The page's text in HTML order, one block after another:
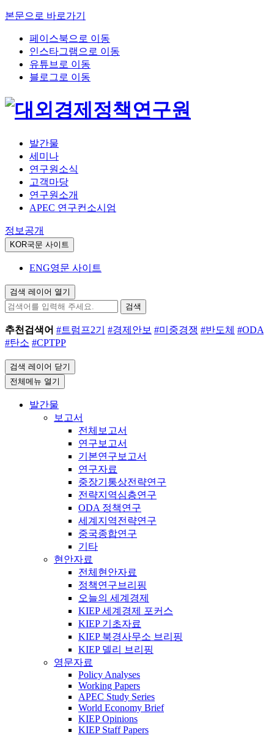
본문으로 바로가기
페이스북으로 이동
인스타그램으로 이동
유튜브로 이동
블로그로 이동
발간물
세미나
연구원소식
고객마당
연구원소개
APEC 연구컨소시엄
정보공개
KOR국문 사이트
ENG영문 사이트
검색 레이어 열기
검색
추천검색어 #트럼프2기 #경제안보 #미중경쟁 #반도체 #ODA
#탄소 #CPTPP
검색 레이어 닫기
전체메뉴 열기
발간물
보고서
전체보고서
연구보고서
기본연구보고서
연구자료
중장기통상전략연구
전략지역심층연구
ODA 정책연구
세계지역전략연구
중국종합연구
기타
현안자료
전체현안자료
정책연구브리핑
오늘의 세계경제
KIEP 세계경제 포커스
KIEP 기초자료
KIEP 북경사무소 브리핑
KIEP 델리 브리핑
영문자료
Policy Analyses
Working Papers
APEC Study Series
World Economy Brief
KIEP Opinions
KIEP Staff Papers